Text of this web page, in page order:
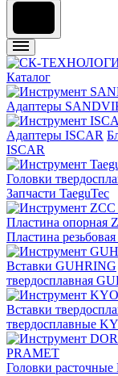
Каталог
Адаптеры
Адаптеры ISCAR
ISCAR
Головки
Запчасти TaeguTec
Пластина опорная
Пластина
Вставки GUHRING
твердосплавная
Вставки
твердосплавные
PRAMET
Головки